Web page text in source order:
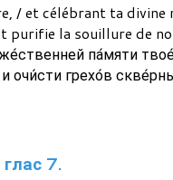
/ et célébrant ta divine
purifie la souillure de
па́мяти
грехо́в
7.